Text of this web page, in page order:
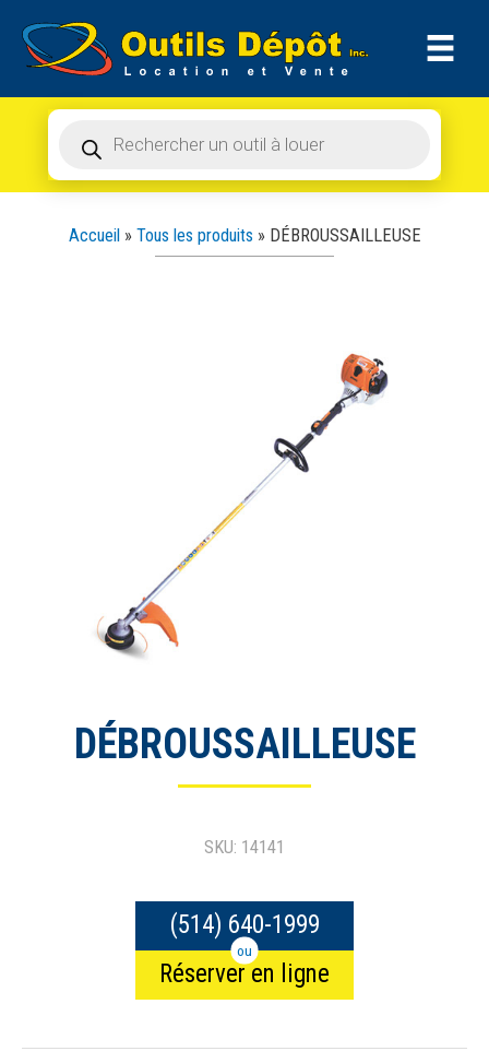
contenu
produits
de
produits
Accueil» Tous les produits » DÉBROUSSAILLEUSE
DÉBROUSSAILLEUSE
SKU: 14141
(514) 640-1999
ou
Réserver en ligne